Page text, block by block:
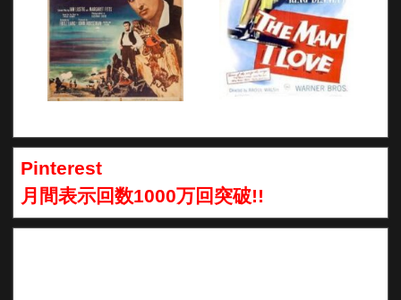
Pinterest
月間表示回数1000万回突破!!